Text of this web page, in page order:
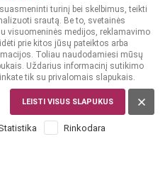
turinį bei skelbimus, teikti
srautą. Be to, svetainės
visuomeninės medijos, reklamavimo
prie kitos jūsų pateiktos arba
Toliau naudodamiesi mūsų
Uždarius informacinį sutikimo
tik su privalomais slapukais.
LEISTI VISUS SLAPUKUS
Rinkodara
0,375 L